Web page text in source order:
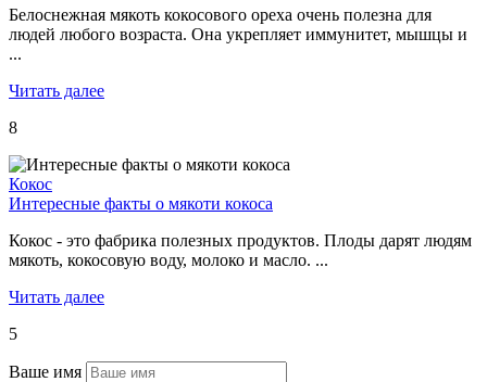
Белоснежная мякоть кокосового ореха очень полезна для
людей любого возраста. Она укрепляет иммунитет, мышцы и
...
Читать далее
8
Кокос
Интересные факты о мякоти кокоса
Кокос - это фабрика полезных продуктов. Плоды дарят людям
мякоть, кокосовую воду, молоко и масло. ...
Читать далее
5
Ваше имя